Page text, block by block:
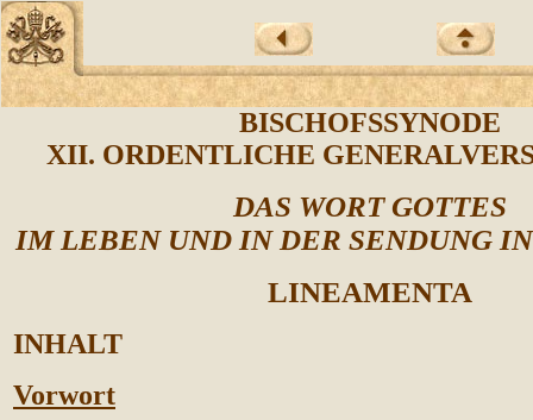
BISCHOFSSYNODE
XII. ORDENTLICHE
DAS WORT GOTTES
IM LEBEN UND IN DER SENDUNG
LINEAMENTA
INHALT
Vorwort